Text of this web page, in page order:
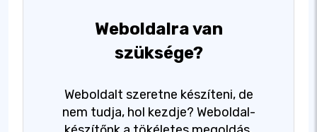
Weboldalra van
szüksége?
Weboldalt szeretne készíteni, de
nem tudja, hol kezdje? Weboldal-